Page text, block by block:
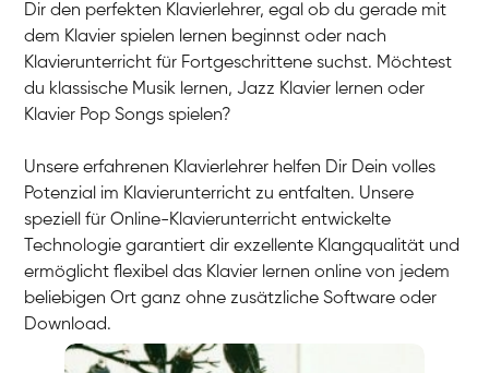
Dir den perfekten Klavierlehrer, egal ob du gerade mit
dem Klavier spielen lernen beginnst oder nach
Klavierunterricht für Fortgeschrittene suchst. Möchtest
du klassische Musik lernen, Jazz Klavier lernen oder
Klavier Pop Songs spielen?
Unsere erfahrenen Klavierlehrer helfen Dir Dein volles
Potenzial im Klavierunterricht zu entfalten. Unsere
speziell für Online-Klavierunterricht entwickelte
Technologie garantiert dir exzellente Klangqualität und
ermöglicht flexibel das Klavier lernen online von jedem
beliebigen Ort ganz ohne zusätzliche Software oder
Download.